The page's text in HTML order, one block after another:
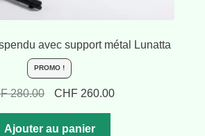
avec support métal Lunatta
PROMO !
280.00
Le
prix
initial
CHF260.00Le
Ajouter au panier